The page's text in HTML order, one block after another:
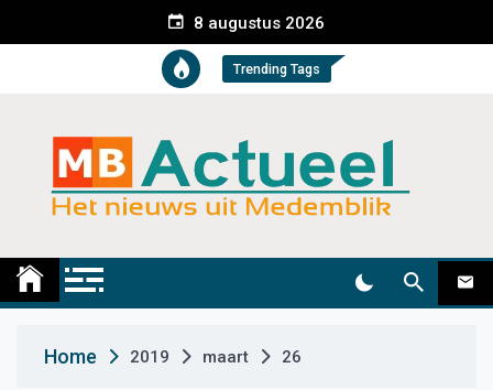
e
t
8 augustus 2026
Trending Tags
Medemblik Actueel
Home 2019 maart 26